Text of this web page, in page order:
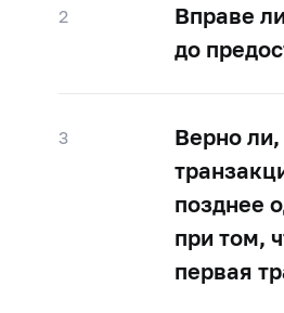
2
Вправе
до
3
Верно
позднее
при том,
первая